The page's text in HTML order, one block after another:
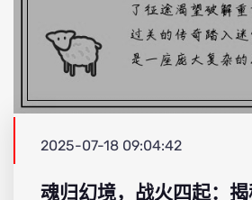
2025-07-18 09:04:42
魂归幻境，战火四起：